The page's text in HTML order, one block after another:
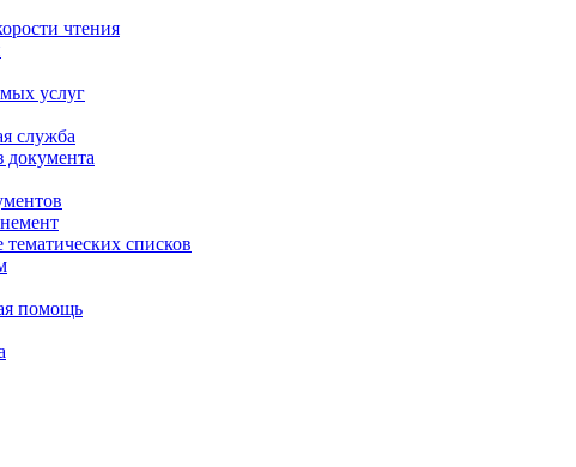
чтения
услуг
служба
документа
тематических списков
помощь